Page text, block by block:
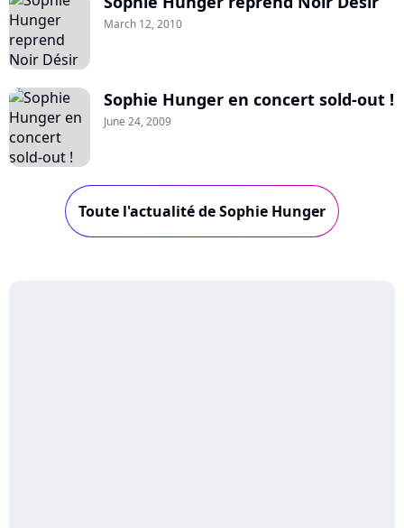
March 12, 2010
Sophie Hunger en concert sold-out !
June 24, 2009
Toute l'actualité de Sophie Hunger